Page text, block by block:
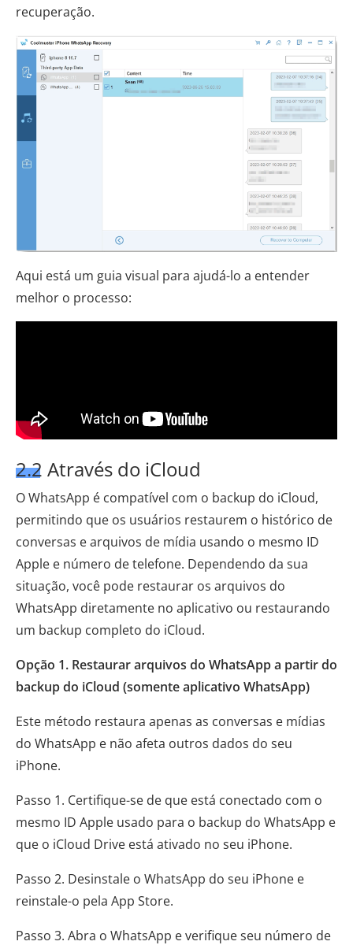
recuperação.
Aqui está um guia visual para ajudá-lo a entender
melhor o processo:
2.2 Através do iCloud
O WhatsApp é compatível com o backup do iCloud,
permitindo que os usuários restaurem o histórico de
conversas e arquivos de mídia usando o mesmo ID
Apple e número de telefone. Dependendo da sua
situação, você pode restaurar os arquivos do
WhatsApp diretamente no aplicativo ou restaurando
um backup completo do iCloud.
Opção 1. Restaurar arquivos do WhatsApp a partir do
backup do iCloud (somente aplicativo WhatsApp)
Este método restaura apenas as conversas e mídias
do WhatsApp e não afeta outros dados do seu
iPhone.
Passo 1. Certifique-se de que está conectado com o
mesmo ID Apple usado para o backup do WhatsApp e
que o iCloud Drive está ativado no seu iPhone.
Passo 2. Desinstale o WhatsApp do seu iPhone e
reinstale-o pela App Store.
Passo 3. Abra o WhatsApp e verifique seu número de